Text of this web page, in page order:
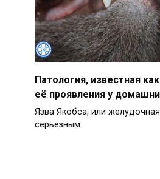
Патология, известная
её проявления у
Язва Якобса, или желудочная
серьезным